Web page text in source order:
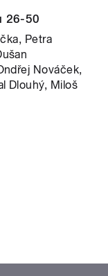
26-50
Petra
Nováček,
Dlouhý, Miloš